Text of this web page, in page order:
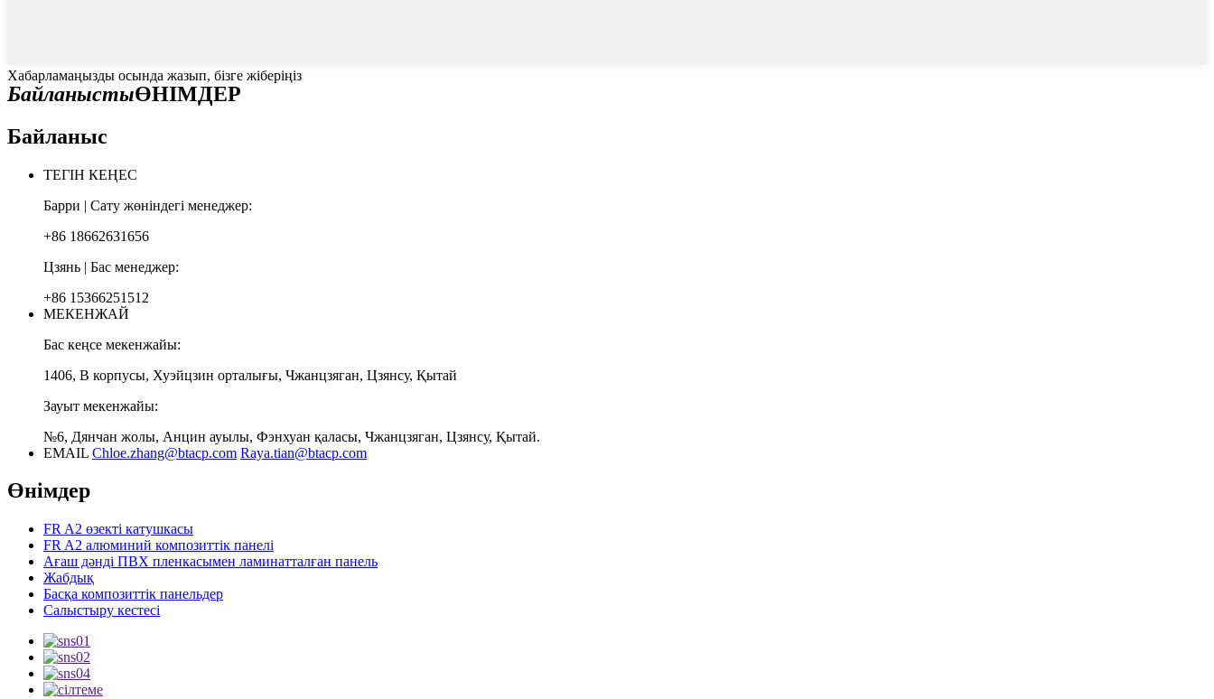
Хабарламаңызды осында жазып, бізге жіберіңіз
БайланыстыӨНІМДЕР
Байланыс
ТЕГІН КЕҢЕС
Барри | Сату жөніндегі менеджер:
+86 18662631656
Цзянь | Бас менеджер:
+86 15366251512
МЕКЕНЖАЙ
Бас кеңсе мекенжайы:
1406, В корпусы, Хуэйцзин орталығы, Чжанцзяган, Цзянсу, Қытай
Зауыт мекенжайы:
№6, Дянчан жолы, Анцин ауылы, Фэнхуан қаласы, Чжанцзяган, Цзянсу, Қытай.
EMAIL Chloe.zhang@btacp.com Raya.tian@btacp.com
Өнімдер
FR A2 өзекті катушкасы
FR A2 алюминий композиттік панелі
Ағаш дәнді ПВХ пленкасымен ламинатталған панель
Жабдық
Басқа композиттік панельдер
Салыстыру кестесі